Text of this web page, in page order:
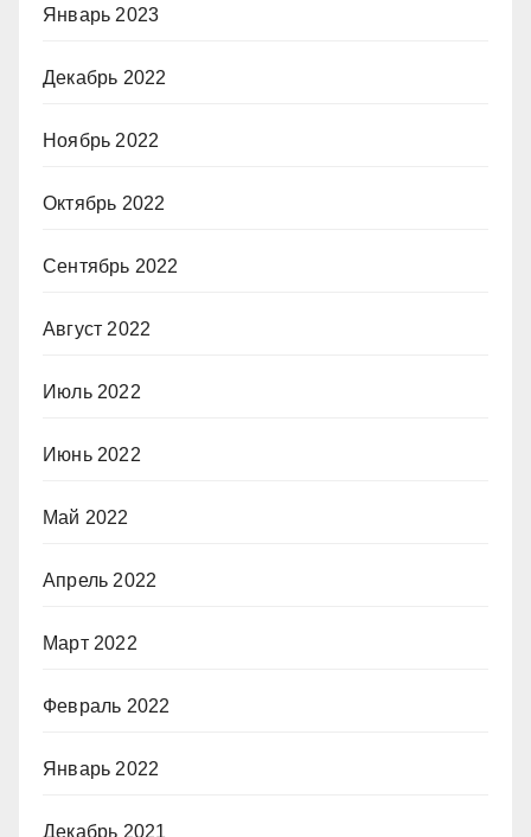
Январь 2023
Декабрь 2022
Ноябрь 2022
Октябрь 2022
Сентябрь 2022
Август 2022
Июль 2022
Июнь 2022
Май 2022
Апрель 2022
Март 2022
Февраль 2022
Январь 2022
Декабрь 2021